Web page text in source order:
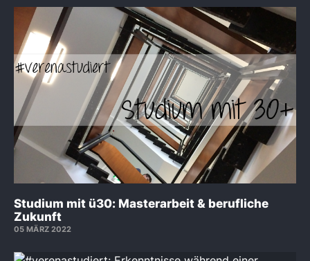
Studium mit ü30: Masterarbeit & berufliche
Zukunft
05 MÄRZ 2022